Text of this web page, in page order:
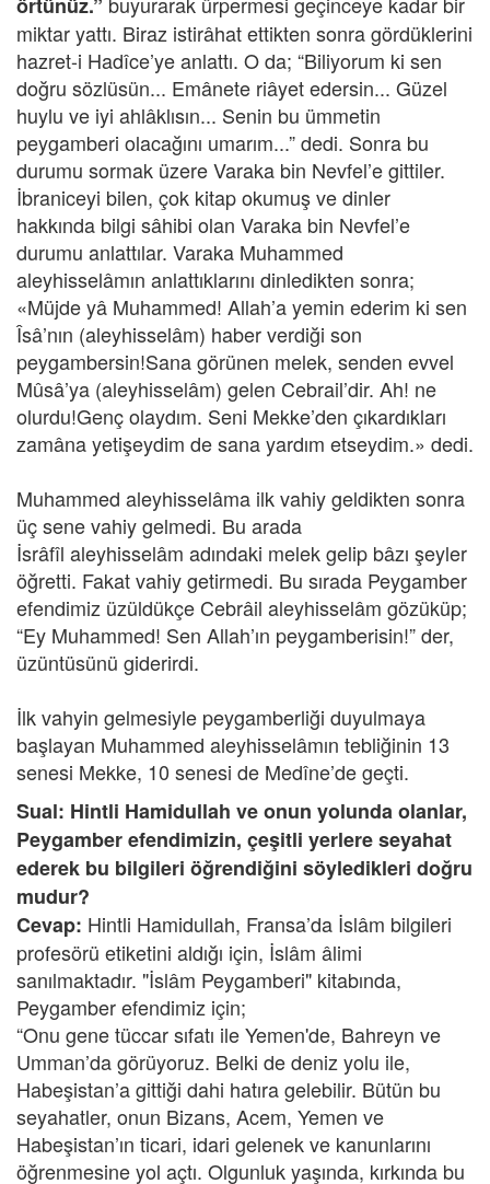
miktar yattı. Biraz istirâhat ettikten sonra gördüklerini
hazret-i Hadîce’ye anlattı. O da; “Biliyorum ki sen
doğru sözlüsün... Emânete riâyet edersin... Güzel
huylu ve iyi ahlâklısın... Senin bu ümmetin
peygamberi olacağını umarım...” dedi. Sonra bu
durumu sormak üzere Varaka bin Nevfel’e gittiler.
İbraniceyi bilen, çok kitap okumuş ve dinler
hakkında bilgi sâhibi olan Varaka bin Nevfel’e
durumu anlattılar. Varaka Muhammed
aleyhisselâmın anlattıklarını dinledikten sonra;
«Müjde yâ Muhammed! Allah’a yemin ederim ki sen
Îsâ’nın (aleyhisselâm) haber verdiği son
peygambersin!Sana görünen melek, senden evvel
Mûsâ’ya (aleyhisselâm) gelen Cebrail’dir. Ah! ne
olurdu!Genç olaydım. Seni Mekke’den çıkardıkları
zamâna yetişeydim de sana yardım etseydim.» dedi.
Muhammed aleyhisselâma ilk vahiy geldikten sonra
üç sene vahiy gelmedi. Bu arada
İsrâfîl aleyhisselâm adındaki melek gelip bâzı şeyler
öğretti. Fakat vahiy getirmedi. Bu sırada Peygamber
efendimiz üzüldükçe Cebrâil aleyhisselâm gözüküp;
“Ey Muhammed! Sen Allah’ın peygamberisin!” der,
üzüntüsünü giderirdi.
İlk vahyin gelmesiyle peygamberliği duyulmaya
başlayan Muhammed aleyhisselâmın tebliğinin 13
senesi Mekke, 10 senesi de Medîne’de geçti.
Sual: Hintli Hamidullah ve onun yolunda olanlar,
Peygamber efendimizin, çeşitli yerlere seyahat
ederek bu bilgileri öğrendiğini söyledikleri doğru
mudur?
Cevap: Hintli Hamidullah, Fransa’da İslâm bilgileri
profesörü etiketini aldığı için, İslâm âlimi
sanılmaktadır. "İslâm Peygamberi" kitabında,
Peygamber efendimiz için;
“Onu gene tüccar sıfatı ile Yemen'de, Bahreyn ve
Umman’da görüyoruz. Belki de deniz yolu ile,
Habeşistan’a gittiği dahi hatıra gelebilir. Bütün bu
seyahatler, onun Bizans, Acem, Yemen ve
Habeşistan’ın ticari, idari gelenek ve kanunlarını
öğrenmesine yol açtı. Olgunluk yaşında, kırkında bu